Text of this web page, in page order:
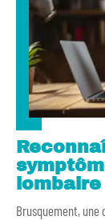
lombaire
Brusquement, une